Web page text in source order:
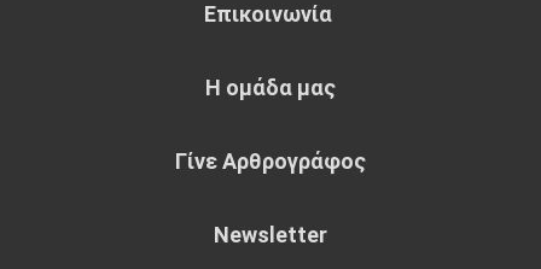
Επικοινωνία
Η ομάδα μας
Γίνε Αρθρογράφος
Newsletter